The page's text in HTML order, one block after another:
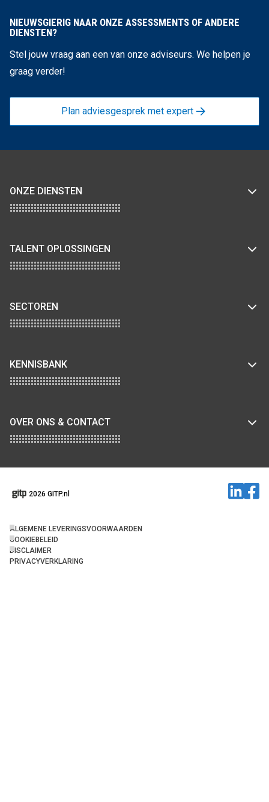
NIEUWSGIERIG NAAR ONZE ASSESSMENTS OF ANDERE
DIENSTEN?
Stel jouw vraag aan een van onze adviseurs. We helpen je
graag verder!
Plan adviesgesprek met expert
ONZE DIENSTEN
TALENT OPLOSSINGEN
SECTOREN
KENNISBANK
OVER ONS & CONTACT
2026 GITP.nl
ALGEMENE LEVERINGSVOORWAARDEN
COOKIEBELEID
DISCLAIMER
PRIVACYVERKLARING